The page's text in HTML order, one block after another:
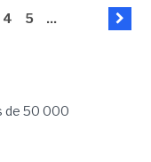
4 5 ...
de 50 000